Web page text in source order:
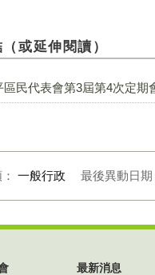
或延伸閱讀）
區民代表會第3屆第4次定期
一般行政 最後異動日期
最新消息